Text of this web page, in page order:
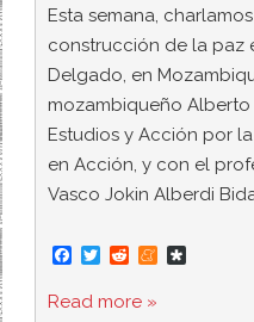
Esta semana,
construcción de la paz
Delgado, en
mozambiqueño
Estudios y Acción por
en Acción, y con el
Vasco Jokin Alberdi
F
c
e
T
i
t
R
d
d
M
Read more »